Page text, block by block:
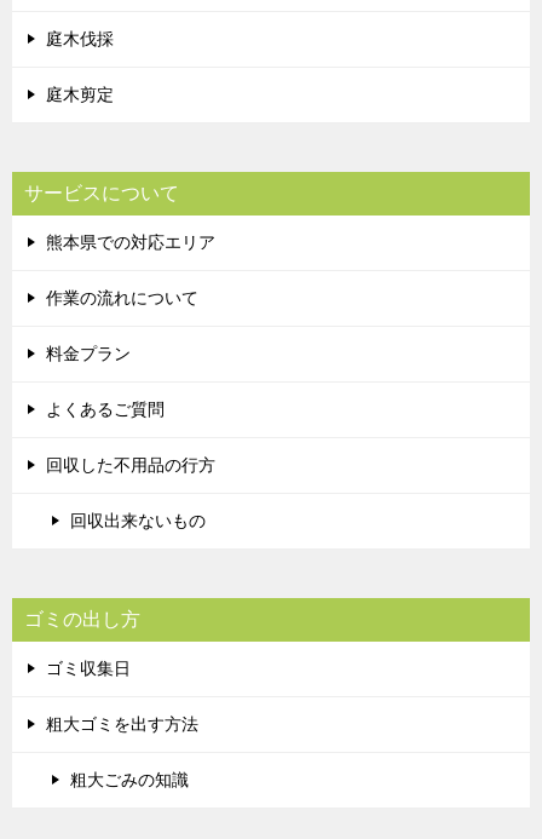
庭木伐採
庭木剪定
サービスについて
熊本県での対応エリア
作業の流れについて
料金プラン
よくあるご質問
回収した不用品の行方
回収出来ないもの
ゴミの出し方
ゴミ収集日
粗大ゴミを出す方法
粗大ごみの知識